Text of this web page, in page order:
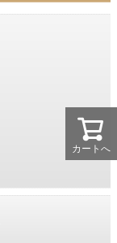
カートへ